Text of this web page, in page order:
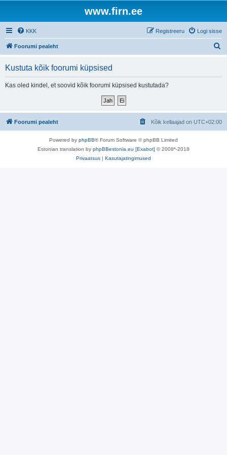
www.firn.ee
KKK Logi sisse
Registreeru
Foorumi pealeht
Kustuta kõik foorumi küpsised
Kas oled kindel, et soovid kõik foorumi küpsised kustutada?
Foorumi pealeht Kõik kellaajad on UTC+02:00
Powered by phpBB® Forum Software © phpBB Limited
Estonian translation by phpBBestonia.eu [Exabot] © 2008*-2018
Privaatsus | Kasutajatingimused